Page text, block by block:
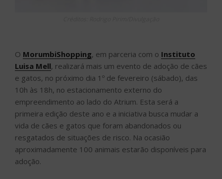
O MorumbiShopping, em parceria com o Instituto
Luisa Mell, realizará mais um evento de adoção de cães
e gatos, no próximo dia 1º de fevereiro (sábado), das
10h às 18h, no estacionamento externo do
empreendimento ao lado do Atrium. Esta será a
primeira edição deste ano e a iniciativa busca mudar a
vida de cães e gatos que foram abandonados ou
resgatados de situações de risco. Na ocasião
aproximadamente 100 animais estarão disponíveis para
adoção.